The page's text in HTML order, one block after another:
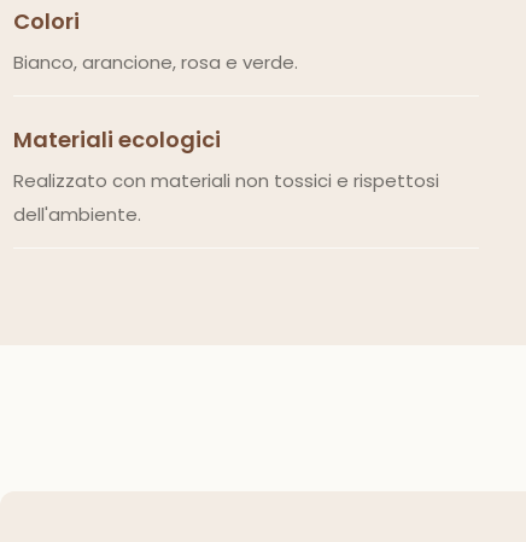
Colori
Bianco, arancione, rosa e verde.
Materiali ecologici
Realizzato con materiali non tossici e rispettosi
dell'ambiente.